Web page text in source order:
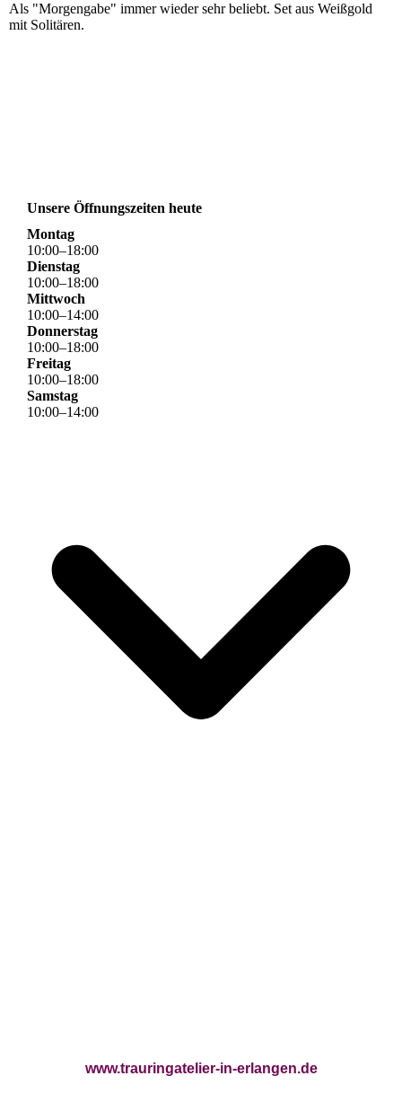
Als "Morgengabe" immer wieder sehr beliebt. Set aus Weißgold
mit Solitären.
Unsere Öffnungszeiten heute
Montag
10:00–18:00
Dienstag
10:00–18:00
Mittwoch
10:00–14:00
Donnerstag
10:00–18:00
Freitag
10:00–18:00
Samstag
10:00–14:00
www.trauringatelier-in-erlangen.de